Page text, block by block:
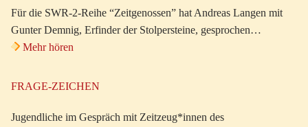
Für die SWR-2-Reihe “Zeitgenossen” hat Andreas Langen mit
Gunter Demnig, Erfinder der Stolpersteine, gesprochen…
Mehr hören
FRAGE-ZEICHEN
Jugendliche im Gespräch mit Zeitzeug*innen des